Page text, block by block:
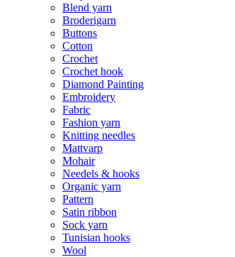
Blend yarn
Broderigarn
Buttons
Cotton
Crochet
Crochet hook
Diamond Painting
Embroidery
Fabric
Fashion yarn
Knitting needles
Mattvarp
Mohair
Needels & hooks
Organic yarn
Pattern
Satin ribbon
Sock yarn
Tunisian hooks
Wool